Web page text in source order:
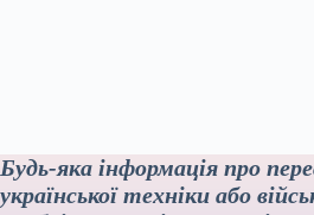
Будь-яка інформація про
української техніки або